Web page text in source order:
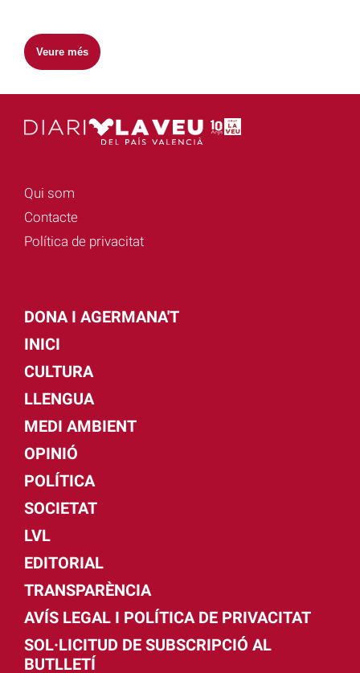
Veure més
Qui som
Contacte
Política de privacitat
DONA I AGERMANA'T
INICI
CULTURA
LLENGUA
MEDI AMBIENT
OPINIÓ
POLÍTICA
SOCIETAT
LVL
EDITORIAL
TRANSPARÈNCIA
AVÍS LEGAL I POLÍTICA DE PRIVACITAT
SOL·LICITUD DE SUBSCRIPCIÓ AL
BUTLLETÍ